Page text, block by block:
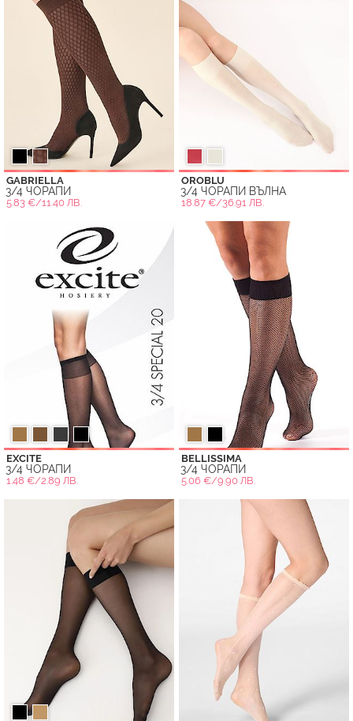
GABRIELLA
3/4 ЧОРАПИ
5.83 €/11.40 ЛВ.
OROBLU
3/4 ЧОРАПИ ВЪЛНА
18.87 €/36.91 ЛВ.
EXCITE
3/4 ЧОРАПИ
1.48 €/2.89 ЛВ.
BELLISSIMA
3/4 ЧОРАПИ
5.06 €/9.90 ЛВ.